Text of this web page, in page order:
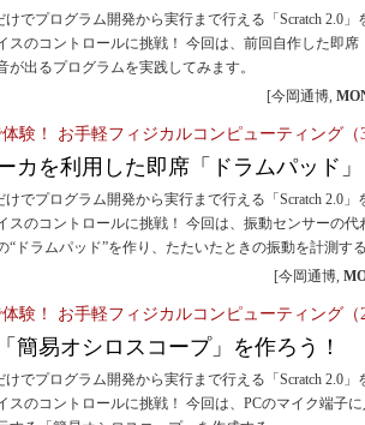
けでプログラム開発から実行まで行える「Scratch 2.0
スのコントロールに挑戦！ 今回は、前回自作した即席
が出るプログラムを実践してみます。
[今岡通博,
体験！ お手軽フィジカルコンピューティング（
カを利用した即席「ドラムパッド」
けでプログラム開発から実行まで行える「Scratch 2.0
スのコントロールに挑戦！ 今回は、振動センサーの代
“ドラムパッド”を作り、たたいたときの振動を計測する
[今岡通博,
体験！ お手軽フィジカルコンピューティング（
簡易オシロスコープ」を作ろう！
けでプログラム開発から実行まで行える「Scratch 2.0
スのコントロールに挑戦！ 今回は、PCのマイク端子